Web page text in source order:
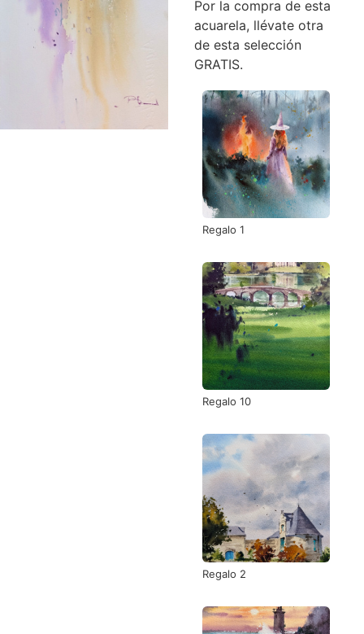
Por la compra de esta
acuarela, llévate otra
de esta selección
GRATIS.
Regalo 1
Regalo 10
Regalo 2